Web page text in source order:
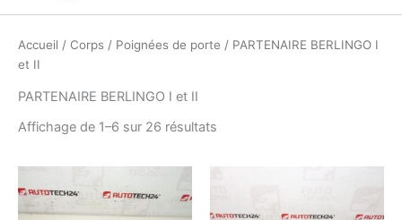
Accueil / Corps / Poignées de porte / PARTENAIRE BERLINGO I
et II
PARTENAIRE BERLINGO I et II
Affichage de 1–6 sur 26 résultats
récent